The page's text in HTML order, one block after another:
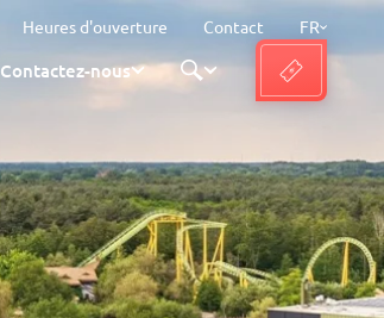
Heures d'ouverture Contact FR
Contactez-nous